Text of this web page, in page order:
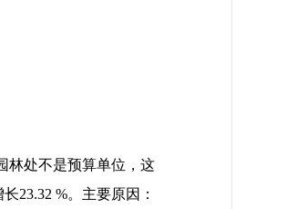
林处不是预算单位，这
23.32 %。主要原因：